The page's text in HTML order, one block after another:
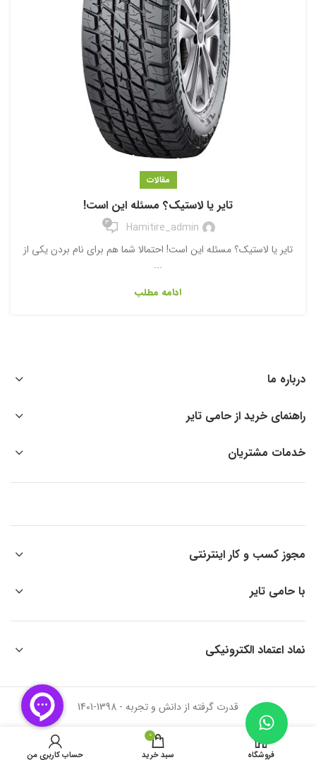
مقالات
تایر یا لاستیک؟ مسئله این است!
Hamitire_admin
3
تایر یا لاستیک؟ مسئله این است! احتمالا شما هم برای نام بردن یکی از
...
ادامه مطلب
درباره ما
راهنمای خرید از حامی تایر
خدمات مشتریان
مجوز کسب و کار اینترنتی
با حامی تایر
نماد اعتماد الکترونیکی
قدرت گرفته از دانش و تجربه - 1398-1401
فروشگاه
0
سبد خرید حساب کاربری من